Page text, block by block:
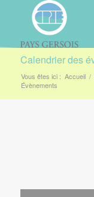
Calendrier des
Vous êtes ici : Accueil /
Évènements